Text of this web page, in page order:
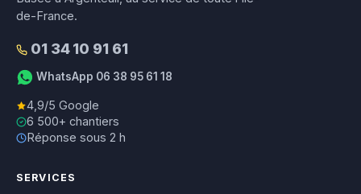
de-France.
01 34 10 91 61
WhatsApp 06 38 95 61 18
4,9/5 Google
6 500+ chantiers
Réponse sous 2 h
SERVICES